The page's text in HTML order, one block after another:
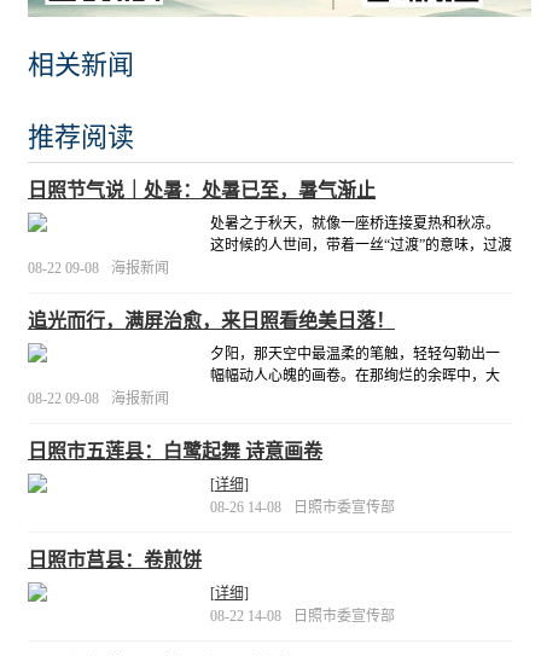
相关新闻
推荐阅读
日照节气说｜处暑：处暑已至，暑气渐止
处暑之于秋天，就像一座桥连接夏热和秋凉。
这时候的人世间，带着一丝“过渡”的意味，过渡
能够邂逅前方更好的风景。
08-22 09-08 海报新闻
追光而行，满屏治愈，来日照看绝美日落！
夕阳，那天空中最温柔的笔触，轻轻勾勒出一
幅幅动人心魄的画卷。在那绚烂的余晖中，大
天边染成橘红、紫罗兰与淡蓝交织的梦幻色
彩，仿佛是大自然最得意的调色盘。
08-22 09-08 海报新闻
日照市五莲县：白鹭起舞 诗意画卷
[详细]
08-26 14-08
日照市委宣传部
日照市莒县：卷煎饼
[详细]
08-22 14-08
日照市委宣传部